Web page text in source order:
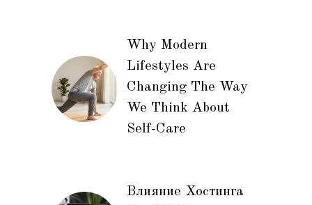
Why Modern
Lifestyles Are
Changing The Way
We Think About
Self-Care
Влияние Хостинга